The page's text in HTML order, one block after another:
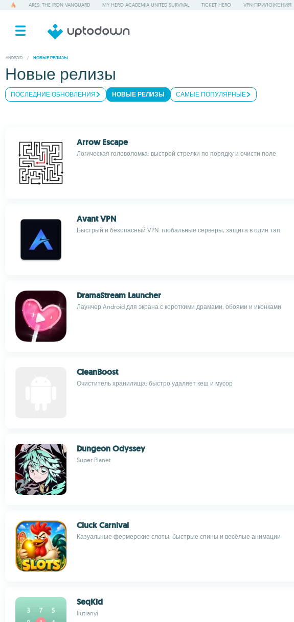
ARES: THE IRON VANGUARD MY HERO ACADEMIA UNITED SURVIVAL TICKET HERO VPN-ПРИЛОЖЕНИЯ
ANDROID / НОВЫЕ РЕЛИЗЫ
Новые релизы
ПОСЛЕДНИЕ ОБНОВЛЕНИЯ НОВЫЕ РЕЛИЗЫ САМЫЕ ПОПУЛЯРНЫЕ
Arrow Escape
Логическая головоломка: выстрой стрелки по порядку и очисти поле
Avant VPN
Быстрый и безопасный VPN: глобальные серверы, защита в один тап
DramaStream Launcher
Лаунчер Android для экрана с короткими драмами, обоями и иконками
CleanBoost
Очиститель хранилища: быстро удаляет кеш и мусор
Dungeon Odyssey
Super Planet
Cluck Carnival
Казуальные фермерские слоты, быстрые спины и весёлые анимации
SeqKid
liutianyi